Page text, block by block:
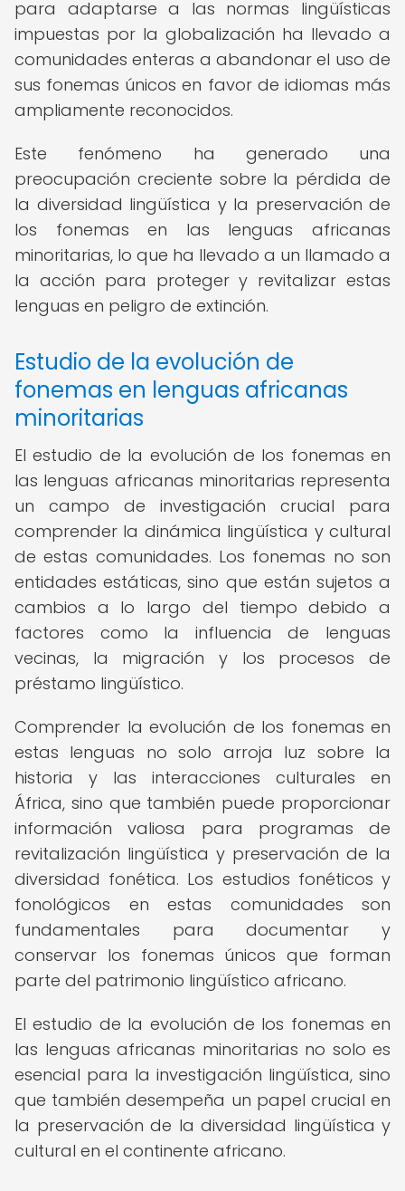
para adaptarse a las normas lingüísticas
impuestas por la globalización ha llevado a
comunidades enteras a abandonar el uso de
sus fonemas únicos en favor de idiomas más
ampliamente reconocidos.
Este fenómeno ha generado una
preocupación creciente sobre la pérdida de
la diversidad lingüística y la preservación de
los fonemas en las lenguas africanas
minoritarias, lo que ha llevado a un llamado a
la acción para proteger y revitalizar estas
lenguas en peligro de extinción.
Estudio de la evolución de
fonemas en lenguas africanas
minoritarias
El estudio de la evolución de los fonemas en
las lenguas africanas minoritarias representa
un campo de investigación crucial para
comprender la dinámica lingüística y cultural
de estas comunidades. Los fonemas no son
entidades estáticas, sino que están sujetos a
cambios a lo largo del tiempo debido a
factores como la influencia de lenguas
vecinas, la migración y los procesos de
préstamo lingüístico.
Comprender la evolución de los fonemas en
estas lenguas no solo arroja luz sobre la
historia y las interacciones culturales en
África, sino que también puede proporcionar
información valiosa para programas de
revitalización lingüística y preservación de la
diversidad fonética. Los estudios fonéticos y
fonológicos en estas comunidades son
fundamentales para documentar y
conservar los fonemas únicos que forman
parte del patrimonio lingüístico africano.
El estudio de la evolución de los fonemas en
las lenguas africanas minoritarias no solo es
esencial para la investigación lingüística, sino
que también desempeña un papel crucial en
la preservación de la diversidad lingüística y
cultural en el continente africano.